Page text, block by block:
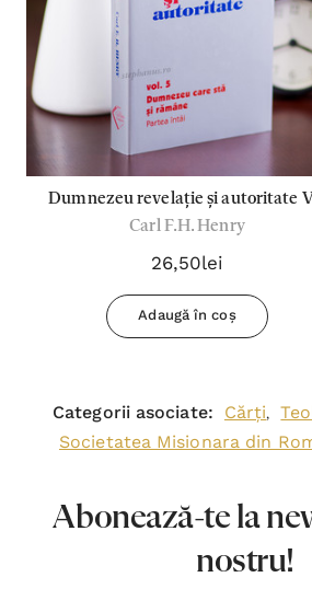
Dumnezeu revelație și autoritate Vol
5
Carl F.H. Henry
26,50lei
Adaugă în coș
Categorii asociate: Cărți,
Societatea Misionara din
Abonează-te la
nostru!